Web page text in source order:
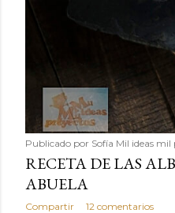
Publicado por Sofía Mil ideas mil
RECETA DE LAS
ABUELA
Compartir 12 comentarios